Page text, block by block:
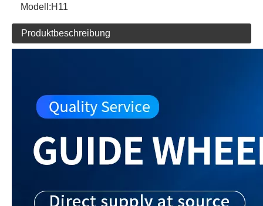
Modell:H11
Produktbeschreibung